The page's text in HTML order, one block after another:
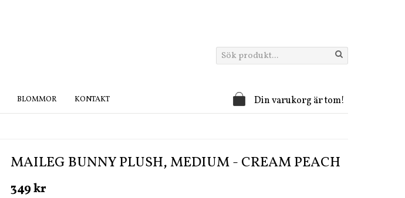
BLOMMOR KONTAKT Din varukorg är tom!
MAILEG BUNNY PLUSH, MEDIUM - CREAM PEACH
349 kr